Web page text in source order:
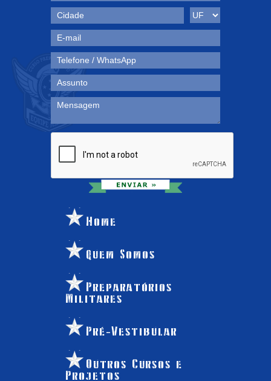
Home
Quem Somos
Preparatórios
Militares
Pré-Vestibular
Outros Cursos e
Projetos